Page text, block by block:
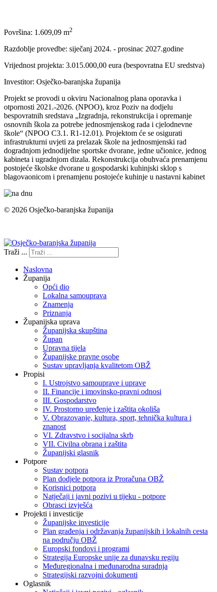
Površina: 1.609,09 m2
Razdoblje provedbe: siječanj 2024. - prosinac 2027.godine
Vrijednost projekta: 3.015.000,00 eura (bespovratna EU sredstva)
Investitor: Osječko-baranjska županija
Projekt se provodi u okviru Nacionalnog plana oporavka i
otpornosti 2021.-2026. (NPOO), kroz Poziv na dodjelu
bespovratnih sredstava „Izgradnja, rekonstrukcija i opremanje
osnovnih škola za potrebe jednosmjenskog rada i cjelodnevne
škole“ (NPOO C3.1. R1-12.01). Projektom će se osigurati
infrastrukturni uvjeti za prelazak škole na jednosmjenski rad
dogradnjom jednodijelne sportske dvorane, jedne učionice, jednog
kabineta i ugradnjom dizala. Rekonstrukcija obuhvaća prenamjenu
postojeće školske dvorane u gospodarski kuhinjski sklop s
blagovaonicom i prenamjenu postojeće kuhinje u nastavni kabinet
© 2026 Osječko-baranjska županija
Traži ...
Naslovna
Županija
Opći dio
Lokalna samouprava
Znamenja
Priznanja
Županijska uprava
Županijska skupština
Župan
Upravna tijela
Županijske pravne osobe
Sustav upravljanja kvalitetom OBŽ
Propisi
I. Ustrojstvo samouprave i uprave
II. Financije i imovinsko-pravni odnosi
III. Gospodarstvo
IV. Prostorno uređenje i zaštita okoliša
V. Obrazovanje, kultura, sport, tehnička kultura i
znanost
VI. Zdravstvo i socijalna skrb
VII. Civilna obrana i zaštita
Županijski glasnik
Potpore
Sustav potpora
Plan dodjele potpora iz Proračuna OBŽ
Korisnici potpora
Natječaji i javni pozivi u tijeku - potpore
Obrasci izvješća
Projekti i investicije
Županijske investicije
Plan građenja i održavanja županijskih i lokalnih cesta
na području OBŽ
Europski fondovi i programi
Strategija Europske unije za dunavsku regiju
Međuregionalna i međunarodna suradnja
Strategijski razvojni dokumenti
Oglasnik